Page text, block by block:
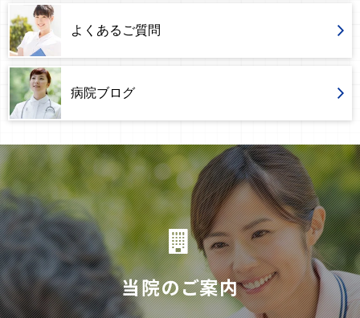
よくあるご質問
病院ブログ
当院のご案内